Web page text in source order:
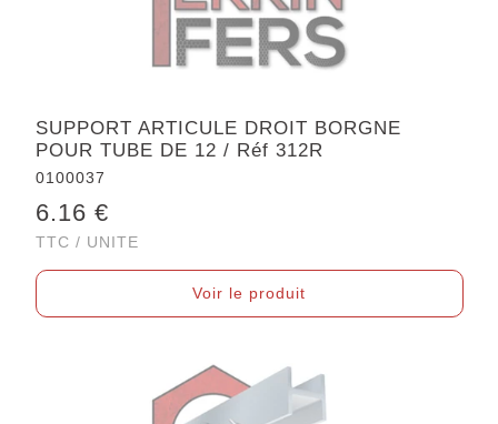
SUPPORT ARTICULE DROIT BORGNE
POUR TUBE DE 12 / Réf 312R
0100037
6.16 €
TTC / UNITE
Voir le produit